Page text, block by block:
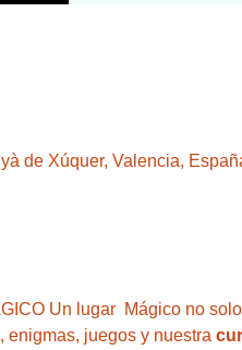
de Xúquer, Valencia,
Un lugar  Mágico no
juegos y nuestra